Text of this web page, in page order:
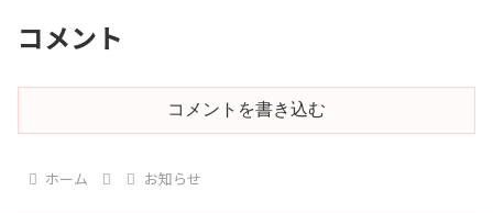
コメント
コメントを書き込む
ホーム お知らせ